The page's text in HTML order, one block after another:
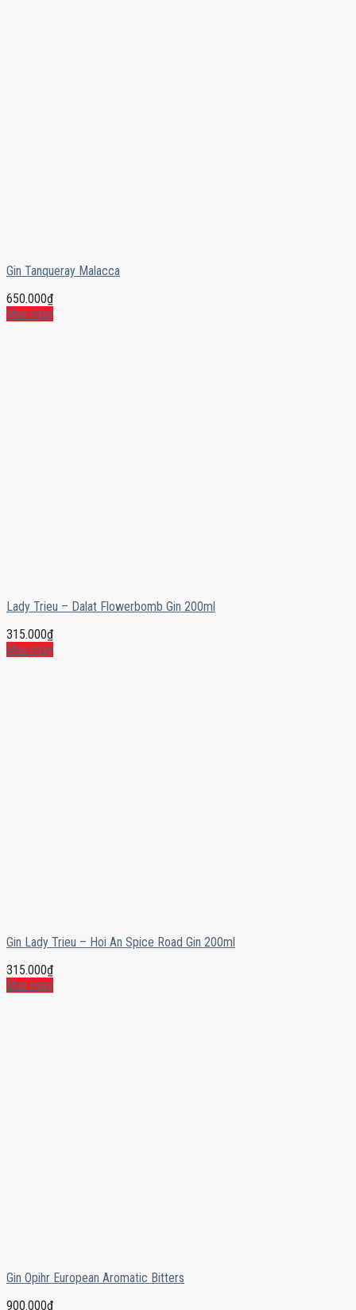
Gin Tanqueray Malacca
650.000₫
Mua ngay
Lady Trieu – Dalat Flowerbomb Gin 200ml
315.000₫
Mua ngay
Gin Lady Trieu – Hoi An Spice Road Gin 200ml
315.000₫
Mua ngay
Gin Opihr European Aromatic Bitters
900.000₫